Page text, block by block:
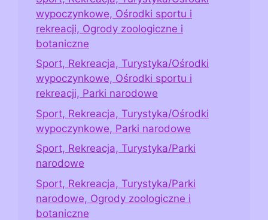
wypoczynkowe, Ośrodki sportu i
rekreacji, Ogrody zoologiczne i
botaniczne
Sport, Rekreacja, Turystyka/Ośrodki
wypoczynkowe, Ośrodki sportu i
rekreacji, Parki narodowe
Sport, Rekreacja, Turystyka/Ośrodki
wypoczynkowe, Parki narodowe
Sport, Rekreacja, Turystyka/Parki
narodowe
Sport, Rekreacja, Turystyka/Parki
narodowe, Ogrody zoologiczne i
botaniczne